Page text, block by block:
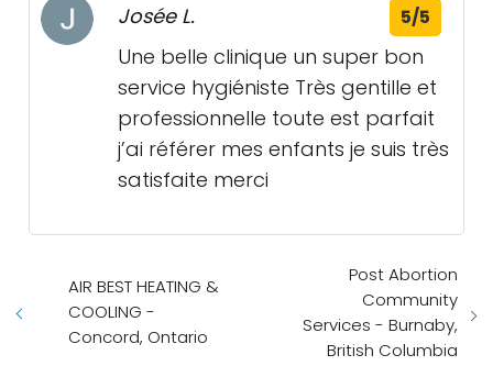
Josée L. 5/5
Une belle clinique un super bon
service hygiéniste Très gentille et
professionnelle toute est parfait
j’ai référer mes enfants je suis très
satisfaite merci
AIR BEST HEATING &
COOLING -
Concord, Ontario
Post Abortion
Community
Services - Burnaby,
British Columbia